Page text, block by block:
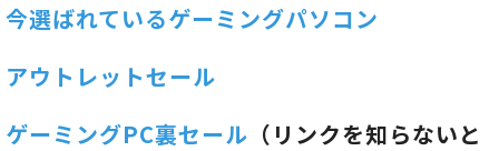
今選ばれているゲーミングパソコン
アウトレットセール
ゲーミングPC裏セール （リンクを知らないと